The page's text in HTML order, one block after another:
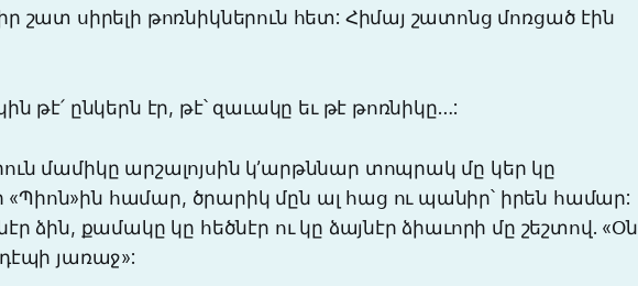
շատ սիրելի թոռնիկներուն հետ: Հիմայ շատոնց մոռցած էին
թէ՛ ընկերն էր, թէ՝ զաւակը եւ թէ թոռնիկը…:
մամիկը արշալոյսին կ’արթննար տոպրակ մը կեր կը
համար, ծրարիկ մըն ալ հաց ու պանիր՝ իրեն համար:
ձին, քամակը կը հեծնէր ու կը ձայնէր ձիաւորի մը շեշտով. «Օն
յառաջ»: